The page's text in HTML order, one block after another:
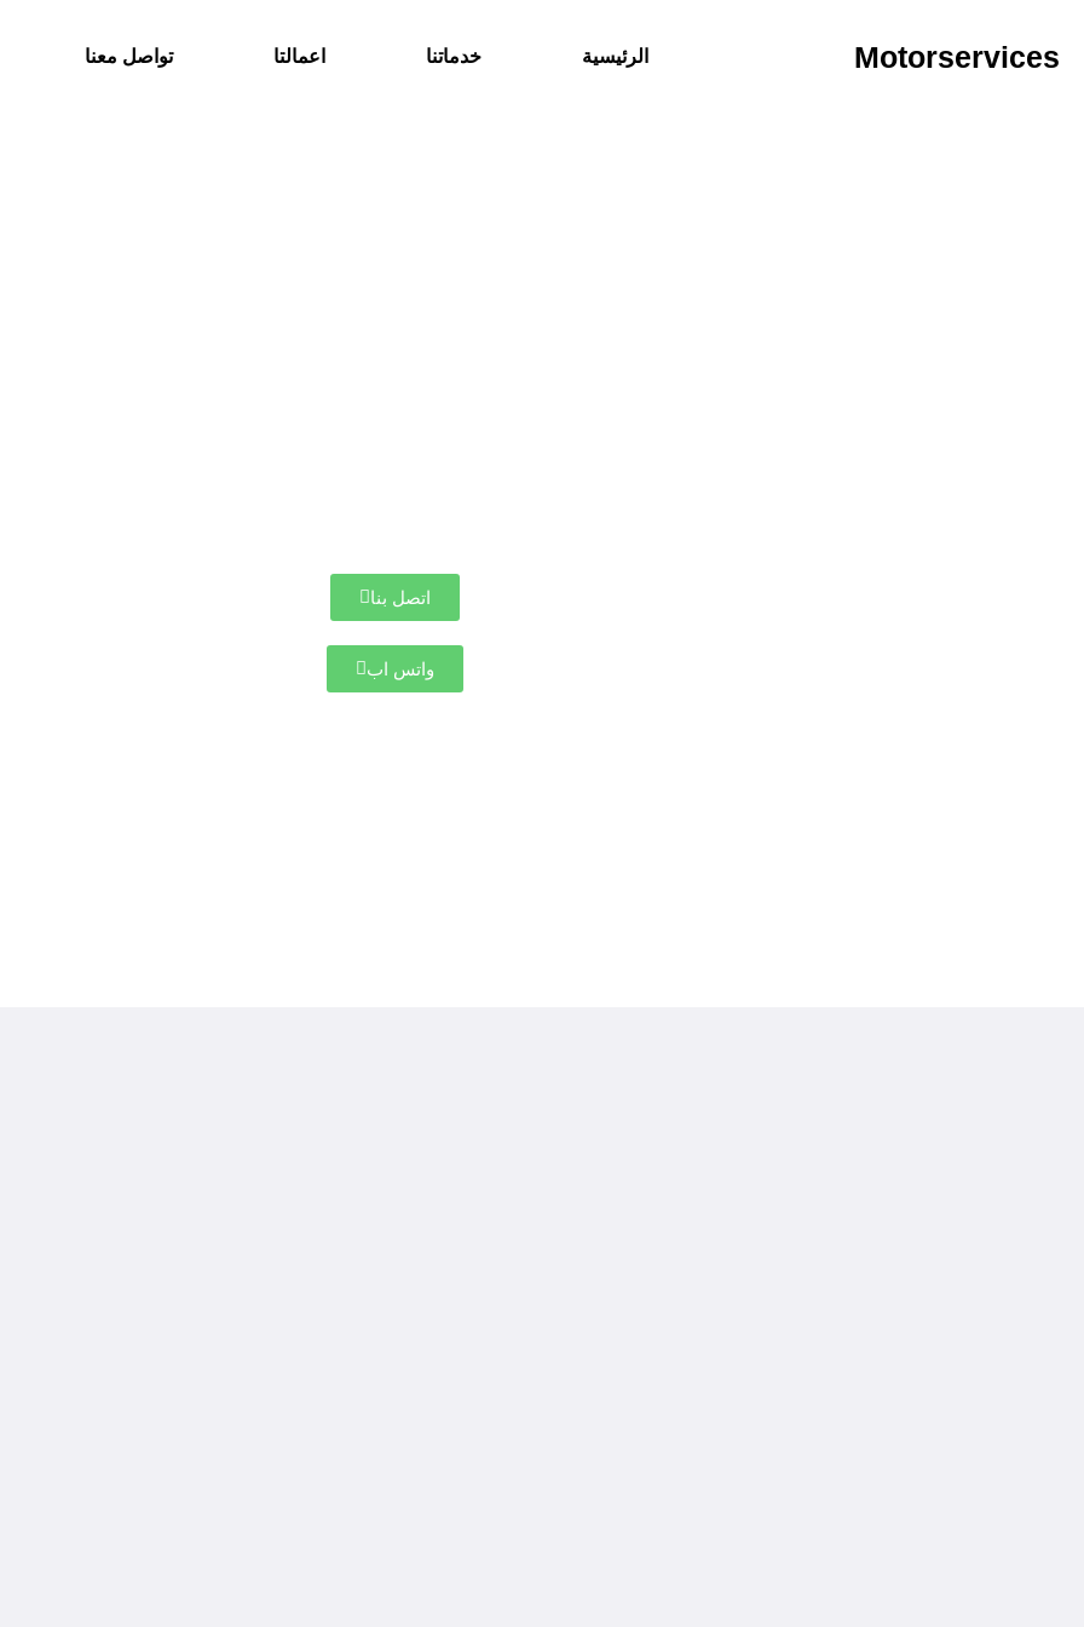
المحتوى
Motorservices الرئيسية خدماتنا اعمالتا تواصل معنا
اتصل بنا
واتس اب